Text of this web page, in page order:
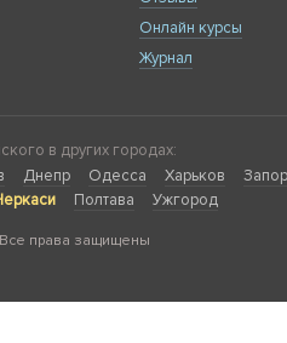
Онлайн курсы
Журнал
в других городах:
Днепр Одесса Харьков
Полтава Ужгород
права защищены